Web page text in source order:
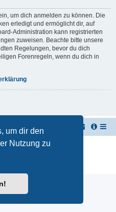
um dir den
Nutzung zu
um dich anmelden zu können. Die
erledigt und ermöglicht dir, auf
Administration kann registrierten
zuweisen. Beachte bitte unsere
Regelungen, bevor du dich
Forenregeln, wenn du dich in
Übersicht
Software © phpBB Limited
durch